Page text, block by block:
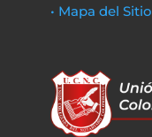
• Mapa del Sitio